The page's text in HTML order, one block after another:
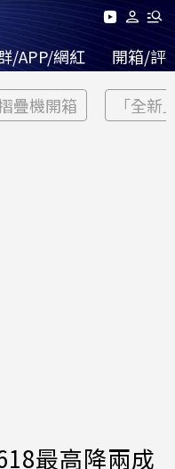
/APP/網紅 開箱/評
疊機開箱 「全新
最高降兩成